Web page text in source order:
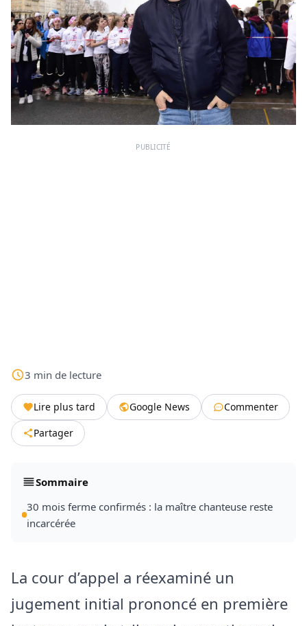
PUBLICITÉ
3 min de lecture
Lire plus tard Google News
Commenter
Partager
Sommaire
30 mois ferme confirmés : la maître chanteuse reste
incarcérée
La cour d’appel a réexaminé un
jugement initial prononcé en première